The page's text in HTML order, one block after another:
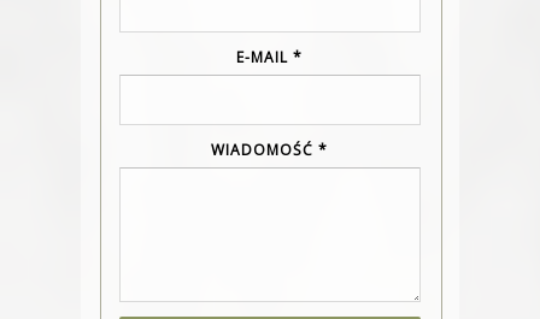
E-MAIL *
WIADOMOŚĆ *